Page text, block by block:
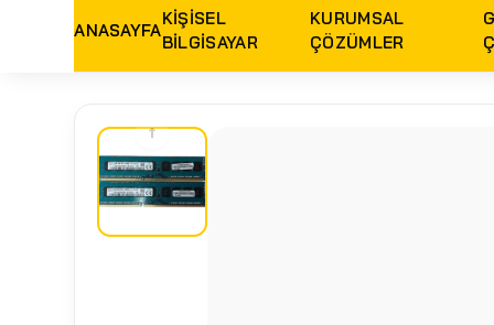
ANASAYFA
KIŞISEL
BILGISAYAR
KURUMSAL
ÇÖZÜMLER
↑